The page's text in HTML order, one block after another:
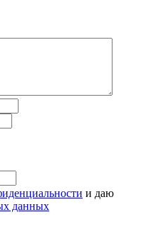
и даю
данных